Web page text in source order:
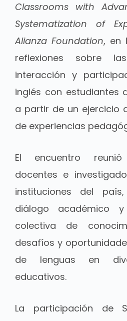
Classrooms with
Systematization of
Alianza Foundation, en
reflexiones sobre
interacción y
inglés con estudiantes
a partir de un ejercicio
de experiencias
El encuentro
docentes e
instituciones del
diálogo académico
colectiva de
desafíos y
de lenguas en
educativos.
La participación de